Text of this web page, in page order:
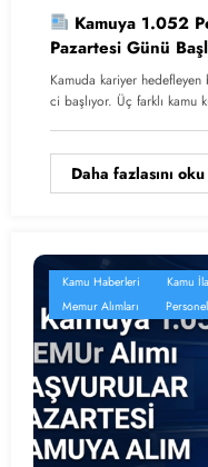
Kamuya 1.052
Pazartesi Günü
Kamuda kariyer
ci başlıyor. Üç farklı kamu
Daha fazlasını oku
Kamu Haberleri Kamu
Memur Alımları
Personel